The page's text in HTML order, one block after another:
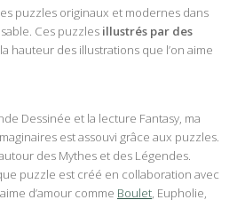
puzzles originaux et modernes dans
Ces puzzles illustrés par des
hauteur des illustrations que l’on aime
Dessinée et la lecture Fantasy, ma
est assouvi grâce aux puzzles.
des Mythes et des Légendes.
puzzle est créé en collaboration avec
d’amour comme Boulet , Eupholie,